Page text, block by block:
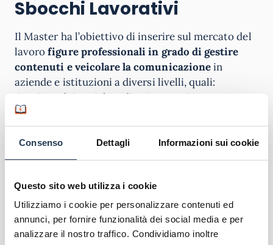
Consenso Dettagli Informazioni sui cookie
Questo sito web utilizza i cookie
Utilizziamo i cookie per personalizzare contenuti ed
annunci, per fornire funzionalità dei social media e per
analizzare il nostro traffico. Condividiamo inoltre
Sbocchi Lavorativi
Il Master ha l’obiettivo di inserire sul mercato del
lavorofigure professionali in grado di gestire
contenuti e veicolare la comunicazionein
aziende e istituzioni a diversi livelli, quali:
Gestione dei social media; Community
management, Web editing, Ufficio stampa,
content management, Seo, Copywriting.